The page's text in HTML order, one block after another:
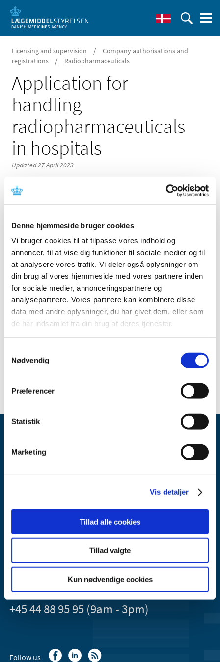
Denne hjemmeside bruger cookies
Vi bruger cookies til at tilpasse vores indhold og
annoncer, til at vise dig funktioner til sociale medier og til
at analysere vores trafik. Vi deler også oplysninger om
din brug af vores hjemmeside med vores partnere inden
for sociale medier, annonceringspartnere og
analysepartnere. Vores partnere kan kombinere disse
data med andre oplysninger, du har givet dem, eller som
de har indsamlet fra din brug af deres tjenester.
Nødvendig
Præferencer
Statistik
Marketing
Vis detaljer
Tillad alle cookies
Tillad valgte
Kun nødvendige cookies
Licensing and supervision /
Company authorisations and
registrations
/ Radiopharmaceuticals
Application for
handling
radiopharmaceuticals
in hospitals
Updated 27 April 2023
Form
Application for handling radiopharmaceuticals in
hospitals(in Danish)
Contact
Company Authorisations
The Danish Medicines Agency is part of the
Ministry of Health and Ecclesiastical Affairs of Denmark.
Contact the Danish Medicines Agency
+45 44 88 95 95 (9am - 3pm)
Follow us